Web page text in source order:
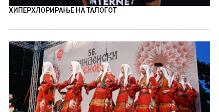
ХИПЕРХЛОРИРАЊЕ НА ТАЛОГОТ